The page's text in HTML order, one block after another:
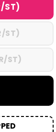
ST)
ST)
ST)